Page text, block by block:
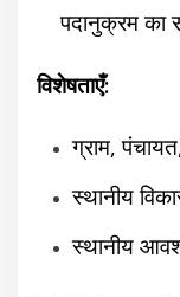
पदानुक्रम का
विशेषताएँ:
ग्राम,
स्थानीय
स्थानीय